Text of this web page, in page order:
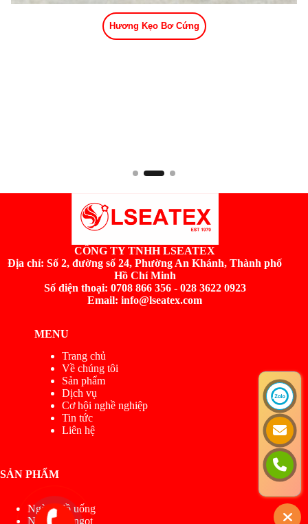
Hương Kẹo Bơ Cứng
CÔNG TY TNHH LSEATEX
Địa chỉ: Số 2, đường số 24, Phường An Khánh, Thành phố
Hồ Chí Minh
Số điện thoại: 0708 866 356 - 028 3622 0923
Email: info@lseatex.com
MENU
Trang chủ
Về chúng tôi
Sản phẩm
Dịch vụ
Cơ hội nghề nghiệp
Tin tức
Liên hệ
SẢN PHẨM
Ngành đồ uống
Ngành đồ ngọt